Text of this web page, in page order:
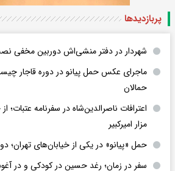
پربازدید‌ها
شهردار در دفتر منشی‌اش دوربین مخفی
ماجرای عکس حمل پیانو در دوره قاجار
حمالان
اعترافات ناصرالدین‌شاه در سفرنامه عتبات؛
مزار امیرکبیر
حمل «پیانو» در یکی از خیابان‌های تهران؛
سفر در زمان؛ رغد حسین در کودکی و در